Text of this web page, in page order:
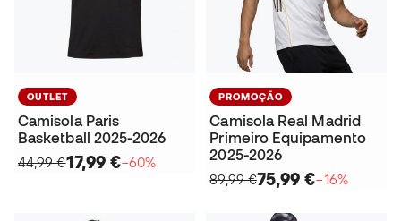
OUTLET
Camisola Paris
Basketball 2025-2026
44,99 €17,99 €−60%
PROMOÇÃO
Camisola Real Madrid
Primeiro Equipamento
2025-2026
89,99 €75,99 €−16%